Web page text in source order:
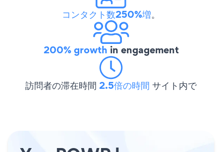
コンタクト数250%増。
200% growth in engagement
訪問者の滞在時間 2.5倍の時間 サイト内で